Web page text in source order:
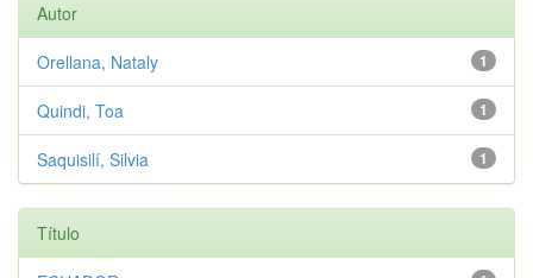
Autor
1
Orellana, Nataly
1
Quindi, Toa
1
Saquisilí, Silvia
Título